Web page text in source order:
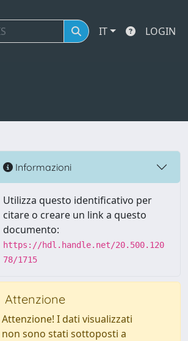
IT LOGIN
Informazioni
Utilizza questo identificativo per
citare o creare un link a questo
documento:
https://hdl.handle.net/20.500.120
78/1715
Attenzione
Attenzione! I dati visualizzati
non sono stati sottoposti a